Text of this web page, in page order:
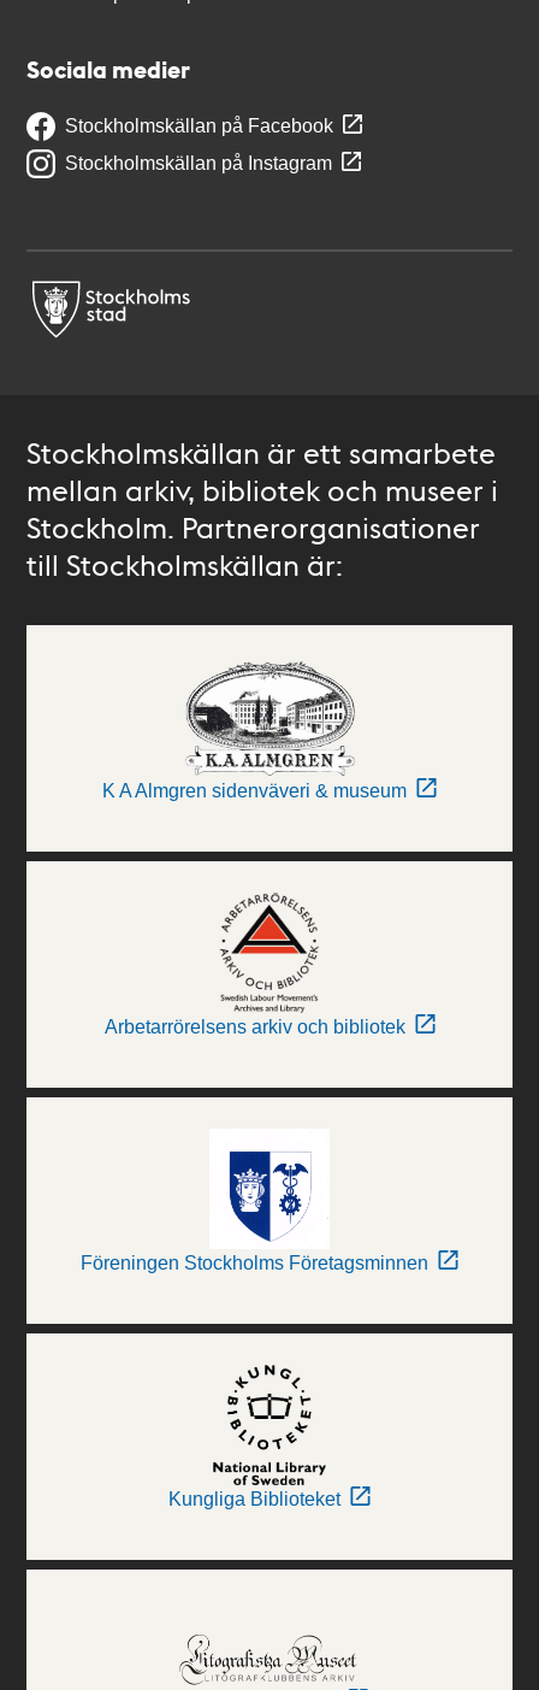
Sociala medier
Stockholmskällan på Facebook
Stockholmskällan på Instagram
Stockholmskällan är ett samarbete
mellan arkiv, bibliotek och museer i
Stockholm. Partnerorganisationer
till Stockholmskällan är:
K A Almgren sidenväveri & museum
Arbetarrörelsens arkiv och bibliotek
Föreningen Stockholms Företagsminnen
Kungliga Biblioteket